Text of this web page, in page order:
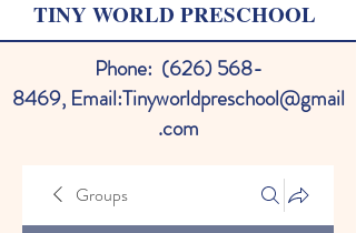
TINY WORLD PRESCHOOL
Phone: (626) 568-
8469, Email:Tinyworldpreschool@gmail
.com
Groups